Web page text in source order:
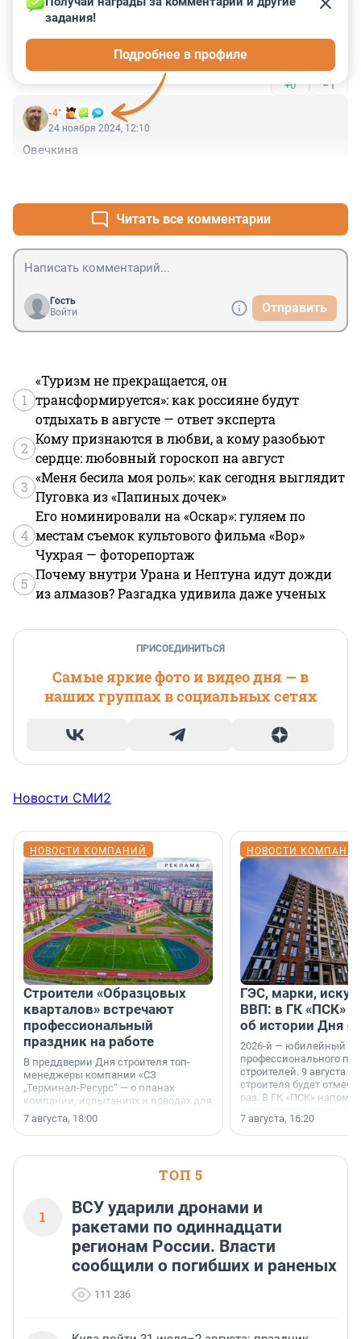
Гость
24 ноября 2024, 14:48
Скоро тридцатилетние будут считаться "юными". Зое
Космодемьянской было тоже восемнадцать...
+0 –1
-4°
задания!
Подробнее в профиле
24 ноября 2024, 12:10
Овечкина
Читать все комментарии
Гость
Войти
Отправить
1
«Туризм не прекращается, он
трансформируется»: как россияне будут
отдыхать в августе — ответ эксперта
2
Кому признаются в любви, а кому разобьют
сердце: любовный гороскоп на август
3
«Меня бесила моя роль»: как сегодня выглядит
Пуговка из «Папиных дочек»
4
Его номинировали на «Оскар»: гуляем по
местам съемок культового фильма «Вор»
Чухрая — фоторепортаж
5
Почему внутри Урана и Нептуна идут дожди
из алмазов? Разгадка удивила даже ученых
ПРИСОЕДИНИТЬСЯ
Самые яркие фото и видео дня — в
наших группах в социальных сетях
Новости СМИ2
НОВОСТИ КОМПАНИЙ
Строители «Образцовых
кварталов» встречают
профессиональный
праздник на работе
В преддверии Дня строителя топ-
менеджеры компании «СЗ
„Терминал-Ресурс“ — о планах
компании, испытаниях и поводах для
осторожного оптимизма.
7 августа, 18:00
НОВОСТИ
ГЭС, марки,
ВВП: в ГК «ПСК»
об истории Дня
2026-й — юбилейный
профессионального
строителей. 9 августа
строителя будет
раз. В ГК «ПСК»
поменялась роль
7 августа, 16:20
ТОП 5
1
ВСУ ударили дронами и
ракетами по одиннадцати
регионам России. Власти
сообщили о погибших и раненых
111 236